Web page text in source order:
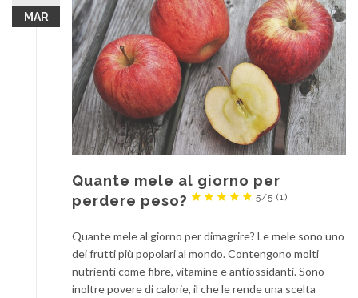
MAR
Quante mele al giorno per
perdere peso?
5/5 (1)
Quante mele al giorno per dimagrire? Le mele sono uno
dei frutti più popolari al mondo. Contengono molti
nutrienti come fibre, vitamine e antiossidanti. Sono
inoltre povere di calorie, il che le rende una scelta